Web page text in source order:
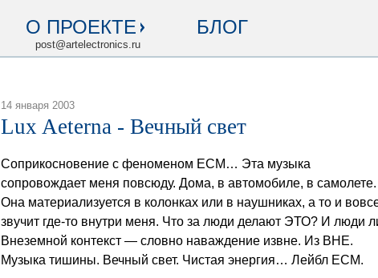
О ПРОЕКТЕ
post@artelectronics.ru
БЛОГ
14 января 2003
Lux Aeterna - Вечный свет
Соприкосновение с феноменом ECM… Эта музыка
сопровождает меня повсюду. Дома, в автомобиле, в самолете.
Она материализуется в колонках или в наушниках, а то и
звучит где-то внутри меня. Что за люди делают ЭТО? И люди
Внеземной контекст — словно наваждение извне. Из ВНЕ.
Музыка тишины. Вечный свет. Чистая энергия… Лейбл ECM.